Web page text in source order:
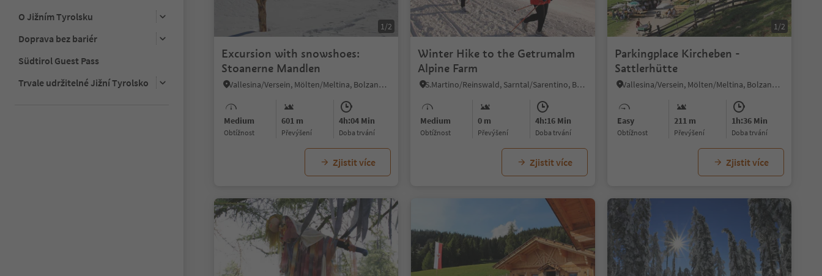
O Jižním Tyrolsku
Doprava bez bariér
Südtirol Guest Pass
Trvale udržitelné Jižní Tyrolsko
1/2
Excursion with snowshoes:
Stoanerne Mandlen
Vallesina/Versein, Mölten/Meltina, Bolzano/Bozen and environs
Medium
Obtížnost
601 m
Převýšení
4h:04 Min
doba trvání
Zjistit více
Winter Hike to the Getrumalm
Alpine Farm
S.Martino/Reinswald, Sarntal/Sarentino, Bolzano/Bozen and environs
Medium
Obtížnost
0 m
Převýšení
4h:16 Min
doba trvání
Zjistit více
1/2
Parkingplace Kircheben -
Sattlerhütte
Vallesina/Versein, Mölten/Meltina, Bolzano/Bozen and environs
Easy
Obtížnost
211 m
Převýšení
1h:36 Min
doba trvání
Zjistit více